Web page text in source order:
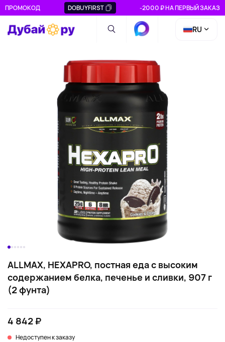
ПРОМОКОД DOBUYFIRST -2000 ₽ НА ПЕРВЫЙ ЗАКАЗ
RU
ALLMAX, HEXAPRO, постная еда с высоким
содержанием белка, печенье и сливки, 907 г
(2 фунта)
4 842 ₽
Недоступен к заказу